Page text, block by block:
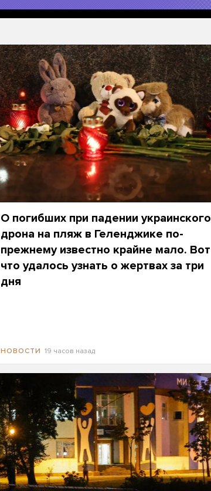
О погибших при падении украинского
дрона на пляж в Геленджике по-
прежнему известно крайне мало. Вот
что удалось узнать о жертвах за три
дня
НОВОСТИ 19 часов назад